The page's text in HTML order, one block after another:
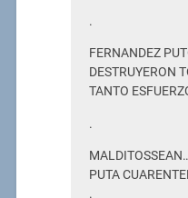
.
FERNANDEZ
DESTRUYERON
TANTO
.
PUTA
.